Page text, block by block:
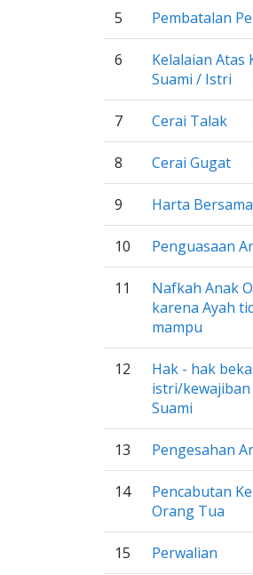
5 Pembatalan
6
Kelalaian Atas
Suami / Istri
7 Cerai Talak
8 Cerai Gugat
9 Harta Bersama
10 Penguasaan
11
Nafkah Anak
karena Ayah
mampu
12
Hak - hak
istri/kewajiban
Suami
13 Pengesahan
14
Pencabutan
Orang Tua
15 Perwalian